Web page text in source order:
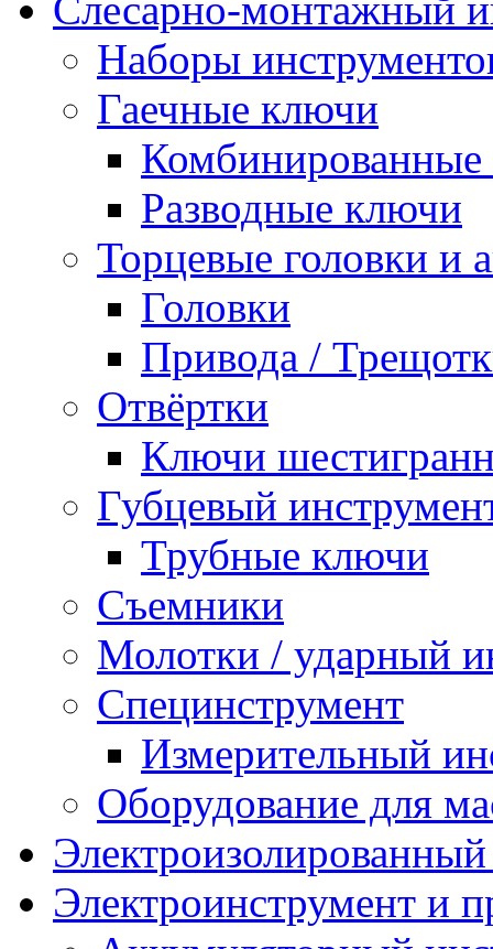
Слесарно-монтажный
Наборы
Гаечные ключи
Разводные ключи
Торцевые головки и
Головки
Привода /
Отвёртки
Ключи
Губцевый
Трубные ключи
Съемники
Молотки / ударный
Специнструмент
Измерительный
Оборудование для
Электроинструмент и